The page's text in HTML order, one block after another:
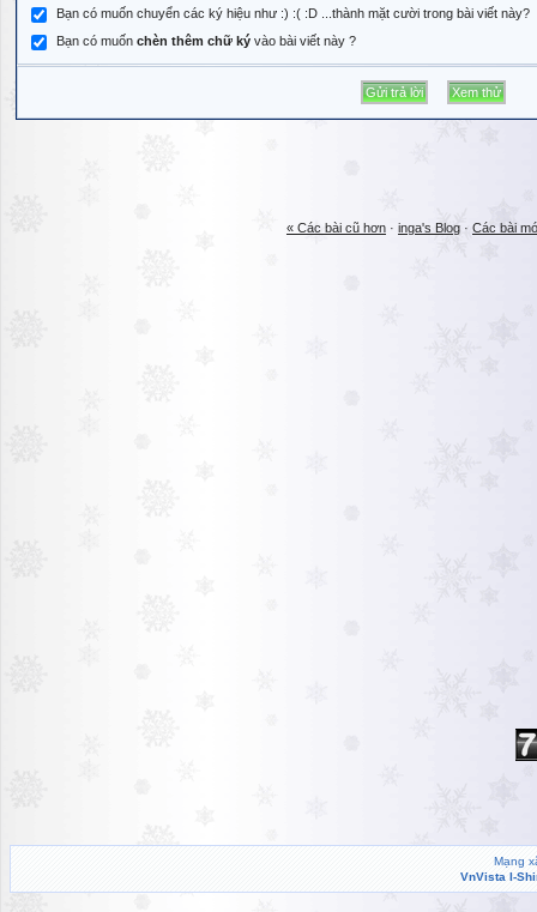
Bạn có muốn chuyển các ký hiệu như :) :( :D ...thành mặt cười trong bài viết này?
Bạn có muốn chèn thêm chữ ký vào bài viết này ?
« Các bài cũ hơn · inga's Blog · Các bài
Mạng
VnVista I-